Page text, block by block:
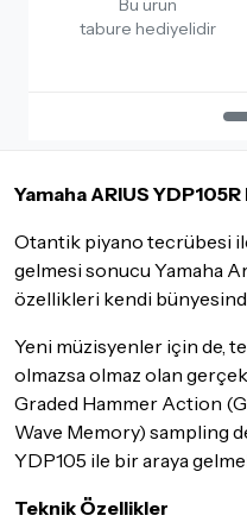
estetik odama çok
Detaylar içintıklayınız
İade ve değişimi talep
olması, ambalajının
eksiksiz olması
göndermeden önce
geçerek bilgi veriniz.
İade ve değişim koşulları,
gösterebilir. Lütfen satın
iade/değişim şartlarını
Detaylar içintıklayınız
Bu ürün
tabure hediyelidir
Yamaha ARIUS
Otantik piyano tecrübesi
gelmesi sonucu Yamaha
özellikleri kendi
Yeni müzisyenler için de,
olmazsa olmaz olan
Graded Hammer Action
Wave Memory) sampling
YDP105 ile bir araya
Teknik Özellikler